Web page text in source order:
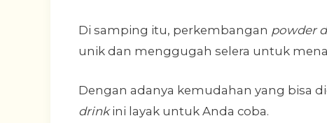
Di samping itu, perkembangan powder
unik dan menggugah selera untuk
Dengan adanya kemudahan yang bisa
drinkini layak untuk Anda coba.